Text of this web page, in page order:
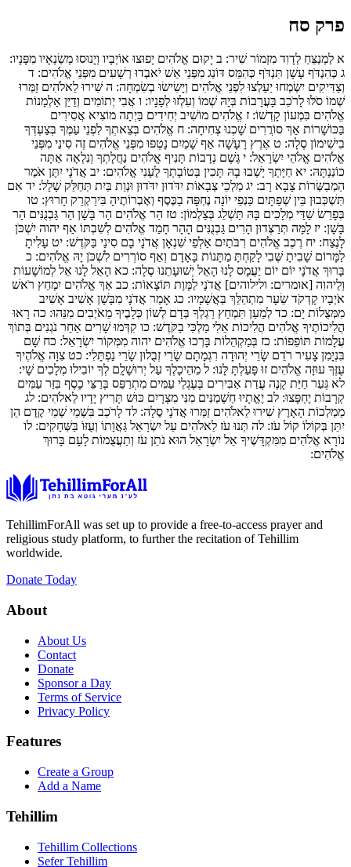
פרק סח
א לַמְנַצֵּחַ לְדָוִד מִזְמוֹר שִׁיר: ב יָקוּם אֱלֹהִים יָפוּצוּ אוֹיְבָיו וְיָנוּסוּ מְשַׂנְאָיו מִפָּנָיו:
ג כְּהִנְדֹּף עָשָׁן תִּנְדֹּף כְּהִמֵּס דּוֹנַג מִפְּנֵי אֵשׁ יֹאבְדוּ רְשָׁעִים מִפְּנֵי אֱלֹהִים: ד
וְצַדִּיקִים יִשְׂמְחוּ יַעַלְצוּ לִפְנֵי אֱלֹהִים וְיָשִׂישׂוּ בְשִׂמְחָה: ה שִׁירוּ לֵאלֹהִים זַמְּרוּ
שְׁמוֹ סֹלּוּ לָרֹכֵב בָּעֲרָבוֹת בְּיָהּ שְׁמוֹ וְעִלְזוּ לְפָנָיו: ו אֲבִי יְתוֹמִים וְדַיַּן אַלְמָנוֹת
אֱלֹהִים בִּמְעוֹן קָדְשׁוֹ: ז אֱלֹהִים מוֹשִׁיב יְחִידִים בַּיְתָה מוֹצִיא אֲסִירִים
בַּכּוֹשָׁרוֹת אַךְ סוֹרֲרִים שָׁכְנוּ צְחִיחָה: ח אֱלֹהִים בְּצֵאתְךָ לִפְנֵי עַמֶּךָ בְּצַעְדְּךָ
בִישִׁימוֹן סֶלָה: ט אֶרֶץ רָעָשָׁה אַף שָׁמַיִם נָטְפוּ מִפְּנֵי אֱלֹהִים זֶה סִינַי מִפְּנֵי
אֱלֹהִים אֱלֹהֵי יִשְׂרָאֵל: י גֶּשֶׁם נְדָבוֹת תָּנִיף אֱלֹהִים נַחֲלָתְךָ וְנִלְאָה אַתָּה
כוֹנַנְתָּהּ: יא חַיָּתְךָ יָשְׁבוּ בָהּ תָּכִין בְּטוֹבָתְךָ לֶעָנִי אֱלֹהִים: יב אֲדֹנָי יִתֶּן אֹמֶר
הַמְבַשְּׂרוֹת צָבָא רָב: יג מַלְכֵי צְבָאוֹת יִדֹּדוּן יִדֹּדוּן וּנְוַת בַּיִת תְּחַלֵּק שָׁלָל: יד אִם
תִּשְׁכְּבוּן בֵּין שְׁפַתָּיִם כַּנְפֵי יוֹנָה נֶחְפָּה בַכֶּסֶף וְאֶבְרוֹתֶיהָ בִּירַקְרַק חָרוּץ: טו
בְּפָרֵשׂ שַׁדַּי מְלָכִים בָּהּ תַּשְׁלֵג בְּצַלְמוֹן: טז הַר אֱלֹהִים הַר בָּשָׁן הַר גַּבְנֻנִּים הַר
בָּשָׁן: יז לָמָּה תְּרַצְּדוּן הָרִים גַּבְנֻנִּים הָהָר חָמַד אֱלֹהִים לְשִׁבְתּוֹ אַף יהוה יִשְׁכֹּן
לָנֶצַח: יח רֶכֶב אֱלֹהִים רִבֹּתַיִם אַלְפֵי שִׁנְאָן אֲדֹנָי בָם סִינַי בַּקֹּדֶשׁ: יט עָלִיתָ
לַמָּרוֹם שָׁבִיתָ שֶּׁבִי לָקַחְתָּ מַתָּנוֹת בָּאָדָם וְאַף סוֹרְרִים לִשְׁכֹּן יָהּ אֱלֹהִים: כ
בָּרוּךְ אֲדֹנָי יוֹם יוֹם יַעֲמָס לָנוּ הָאֵל יְשׁוּעָתֵנוּ סֶלָה: כא הָאֵל לָנוּ אֵל לְמוֹשָׁעוֹת
וְלֵיהוִה [אומרים: ולילוהים] אֲדֹנָי לַמָּוֶת תּוֹצָאוֹת: כב אַךְ אֱלֹהִים יִמְחַץ רֹאשׁ
אֹיְבָיו קָדְקֹד שֵׂעָר מִתְהַלֵּךְ בַּאֲשָׁמָיו: כג אָמַר אֲדֹנָי מִבָּשָׁן אָשִׁיב אָשִׁיב
מִמְּצֻלוֹת יָם: כד לְמַעַן תִּמְחַץ רַגְלְךָ בְּדָם לְשׁוֹן כְּלָבֶיךָ מֵאֹיְבִים מִנֵּהוּ: כה רָאוּ
הֲלִיכוֹתֶיךָ אֱלֹהִים הֲלִיכוֹת אֵלִי מַלְכִּי בַקֹּדֶשׁ: כו קִדְּמוּ שָׁרִים אַחַר נֹגְנִים בְּתוֹךְ
עֲלָמוֹת תּוֹפֵפוֹת: כז בְּמַקְהֵלוֹת בָּרְכוּ אֱלֹהִים יהוה מִמְּקוֹר יִשְׂרָאֵל: כח שָׁם
בִּנְיָמִן צָעִיר רֹדֵם שָׂרֵי יְהוּדָה רִגְמָתָם שָׂרֵי זְבֻלוּן שָׂרֵי נַפְתָּלִי: כט צִוָּה אֱלֹהֶיךָ
עֻזֶּךָ עוּזָּה אֱלֹהִים זוּ פָּעַלְתָּ לָּנוּ: ל מֵהֵיכָלֶךָ עַל יְרוּשָׁלִָם לְךָ יוֹבִילוּ מְלָכִים שָׁי:
לא גְּעַר חַיַּת קָנֶה עֲדַת אַבִּירִים בְּעֶגְלֵי עַמִּים מִתְרַפֵּס בְּרַצֵּי כָסֶף בִּזַּר עַמִּים
קְרָבוֹת יֶחְפָּצוּ: לב יֶאֱתָיוּ חַשְׁמַנִּים מִנִּי מִצְרָיִם כּוּשׁ תָּרִיץ יָדָיו לֵאלֹהִים: לג
מַמְלְכוֹת הָאָרֶץ שִׁירוּ לֵאלֹהִים זַמְּרוּ אֲדֹנָי סֶלָה: לד לָרֹכֵב בִּשְׁמֵי שְׁמֵי קֶדֶם הֵן
יִתֵּן בְּקוֹלוֹ קוֹל עֹז: לה תְּנוּ עֹז לֵאלֹהִים עַל יִשְׂרָאֵל גַּאֲוָתוֹ וְעֻזּוֹ בַּשְּׁחָקִים: לו
נוֹרָא אֱלֹהִים מִמִּקְדָּשֶׁיךָ אֵל יִשְׂרָאֵל הוּא נֹתֵן עֹז וְתַעֲצֻמוֹת לָעָם בָּרוּךְ
אֱלֹהִים:
TehillimForAll was set up to provide a free-to-access prayer and
religious study platform, to further the recitation of Tehillim
worldwide.
Donate Today
About
About Us
Contact
Donate
Sponsor a Day
Terms of Service
Privacy Policy
Features
Create a Group
Add a Name
Tehillim
Tehillim Collections
Sefer Tehillim